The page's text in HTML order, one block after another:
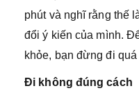
phút và nghĩ rằng thế
đổi ý kiến của mình.
khỏe, bạn đừng đi
Đi không đúng cách